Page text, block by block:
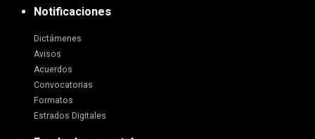
Notificaciones
Dictámenes
Avisos
Acuerdos
Convocatorias
Formatos
Estrados Digitales